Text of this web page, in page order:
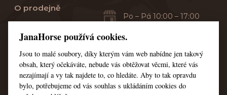
O prodejně
Servis
Kontakt
Nastavení cookies
Po – Pá 10:00 – 17:00
+420 353 549 410
+420 608 444 378
JanaHorse používá cookies.
Jsou to malé soubory, díky kterým vám web nabídne jen takový
obsah, který očekáváte, nebude vás obtěžovat věcmi, které vás
nezajímají a vy tak najdete to, co hledáte. Aby to tak opravdu
bylo, potřebujeme od vás souhlas s ukládáním cookies do